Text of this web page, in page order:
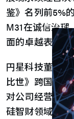
解决
鉴》名列前5%
M31在诚信治
面的卓越表现。
円星科技董事
比世》跨国评
对公司经营的
硅智财领域中